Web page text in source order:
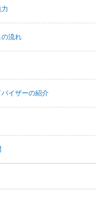
流れ
イザーの紹介